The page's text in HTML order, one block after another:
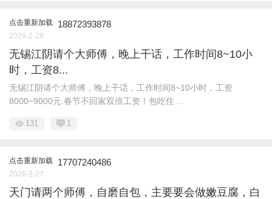
点击重新加载 18872393878
2026-2-28
无锡江阴请个大师傅，晚上干话，工作时间8~10小
时，工资8...
无锡江阴请个大师傅，晚上干话，工作时间8~10小时，工资
8000~9000元.春节不回家双倍工资！包吃住 ...
131 1
点击重新加载 17707240486
2026-2-27
天门请两个师傅，自磨自包，主要要会做嫩豆腐，白